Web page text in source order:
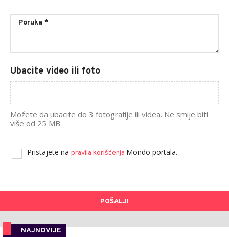
Ubacite video ili foto
Možete da ubacite do 3 fotografije ili videa. Ne smije biti
više od 25 MB.
Pristajete na pravila korišćenja Mondo portala.
POŠALJI
NAJNOVIJE